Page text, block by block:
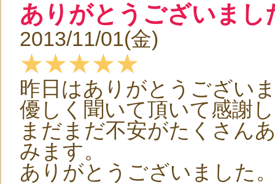
ありがとうございまし
2013/11/01(金)
★★★★★
昨日はありがとうござい
優しく聞いて頂いて感謝
まだまだ不安がたくさん
みます。
ありがとうございました